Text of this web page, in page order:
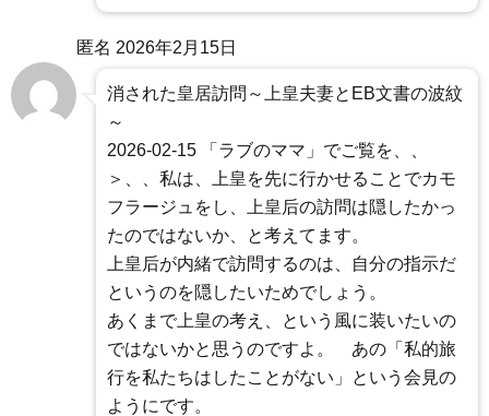
匿名 2026年2月15日
消された皇居訪問～上皇夫妻とEB文書の波紋
～
2026-02-15 「ラブのママ」でご覧を、、
＞、、私は、上皇を先に行かせることでカモ
フラージュをし、上皇后の訪問は隠したかっ
たのではないか、と考えてます。
上皇后が内緒で訪問するのは、自分の指示だ
というのを隠したいためでしょう。
あくまで上皇の考え、という風に装いたいの
ではないかと思うのですよ。 あの「私的旅
行を私たちはしたことがない」という会見の
ようにです。